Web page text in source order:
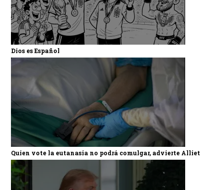
Dios es Español
Quien vote la eutanasia no podrá comulgar, advierte Alliet